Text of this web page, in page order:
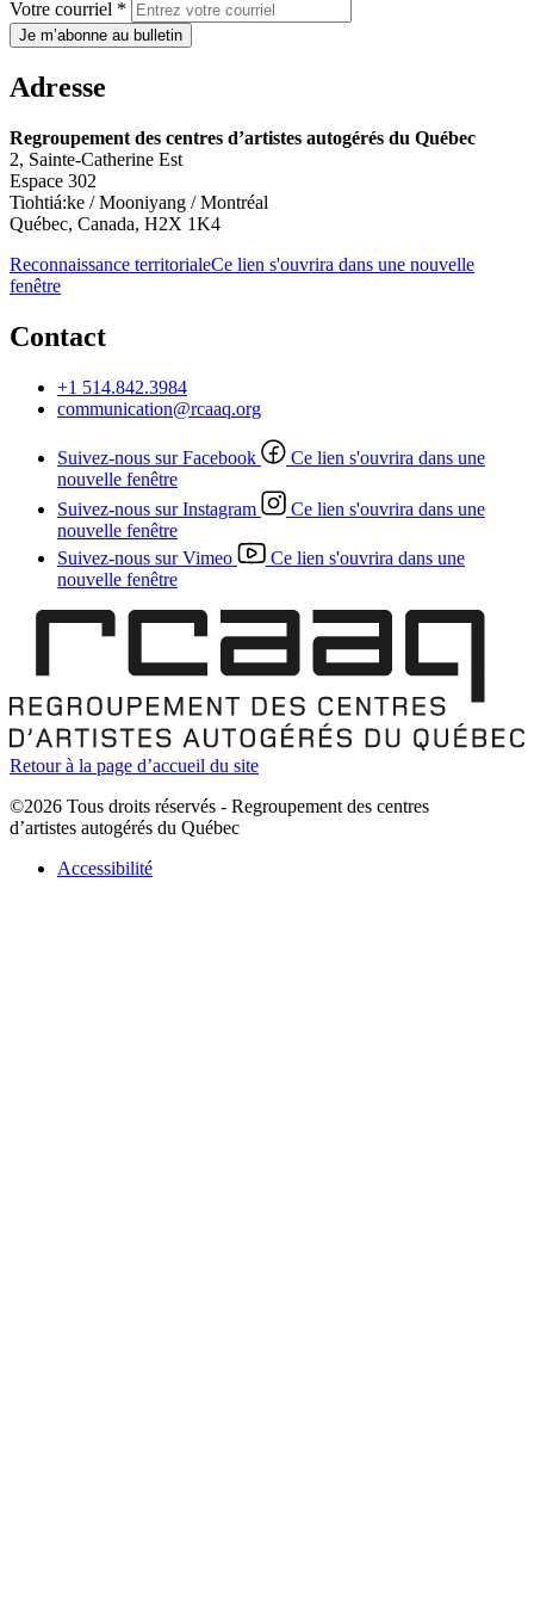
Votre courriel *
Je m’abonne au bulletin
Adresse
Regroupement des centres d’artistes autogérés du Québec
2, Sainte-Catherine Est
Espace 302
Tiohtiá:ke / Mooniyang / Montréal
Québec, Canada, H2X 1K4
Reconnaissance territorialeCe lien s'ouvrira dans une nouvelle
fenêtre
Contact
+1 514.842.3984
communication@rcaaq.org
Suivez-nous sur Facebook
Ce lien s'ouvrira dans une
nouvelle fenêtre
Suivez-nous sur Instagram
Ce lien s'ouvrira dans une
nouvelle fenêtre
Suivez-nous sur Vimeo
Ce lien s'ouvrira dans une
nouvelle fenêtre
Retour à la page d’accueil du site
©2026 Tous droits réservés - Regroupement des centres
d’artistes autogérés du Québec
Accessibilité